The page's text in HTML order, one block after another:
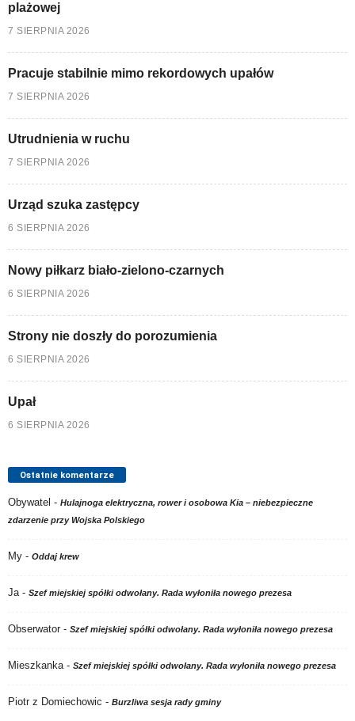
plażowej
7 SIERPNIA 2026
Pracuje stabilnie mimo rekordowych upałów
7 SIERPNIA 2026
Utrudnienia w ruchu
7 SIERPNIA 2026
Urząd szuka zastępcy
6 SIERPNIA 2026
Nowy piłkarz biało-zielono-czarnych
6 SIERPNIA 2026
Strony nie doszły do porozumienia
6 SIERPNIA 2026
Upał
6 SIERPNIA 2026
Ostatnie komentarze
Obywatel - Hulajnoga elektryczna, rower i osobowa Kia – niebezpieczne
zdarzenie przy Wojska Polskiego
My - Oddaj krew
Ja- Szef miejskiej spółki odwołany. Rada wyłoniła nowego prezesa
Obserwator - Szef miejskiej spółki odwołany. Rada wyłoniła nowego prezesa
Mieszkanka- Szef miejskiej spółki odwołany. Rada wyłoniła nowego prezesa
Piotr z Domiechowic - Burzliwa sesja rady gminy